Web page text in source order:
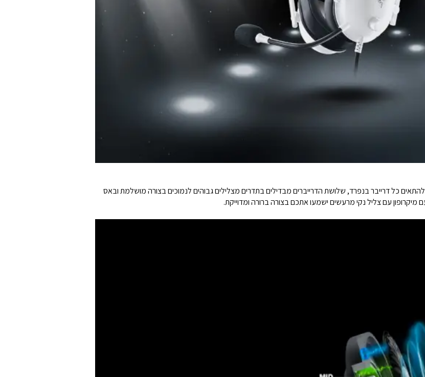
כל דרייבר בנפרד, שלושת הדרייברים מבדילים בתדרים מצלילים גבוהים לנמוכים בצורה מושלמת ובאס